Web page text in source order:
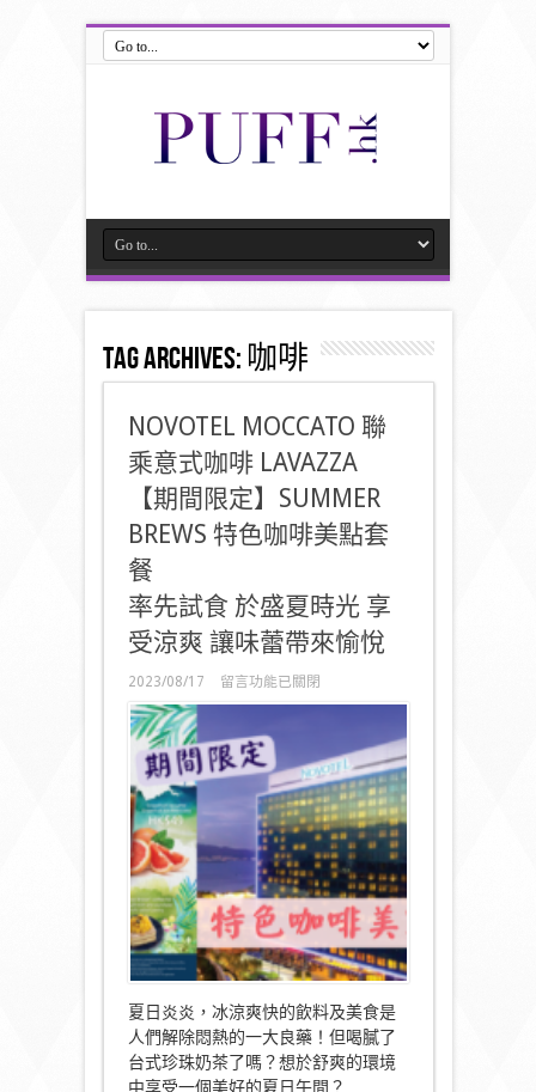
Tag Archives: 咖啡
NOVOTEL MOCCATO 聯
乘意式咖啡 LAVAZZA
【期間限定】SUMMER
BREWS 特色咖啡美點套
餐
率先試食 於盛夏時光 享
受涼爽 讓味蕾帶來愉悅
2023/08/17
在
〈NOVOTEL
聯
乘
意
LAVAZZA
間
限
定】
SUMMER
BREWS
色
咖
啡
美
留言功能已關閉
夏日炎炎，冰涼爽快的飲料及美食是
人們解除悶熱的一大良藥！但喝膩了
台式珍珠奶茶了嗎？想於舒爽的環境
中享受一個美好的夏日午間？